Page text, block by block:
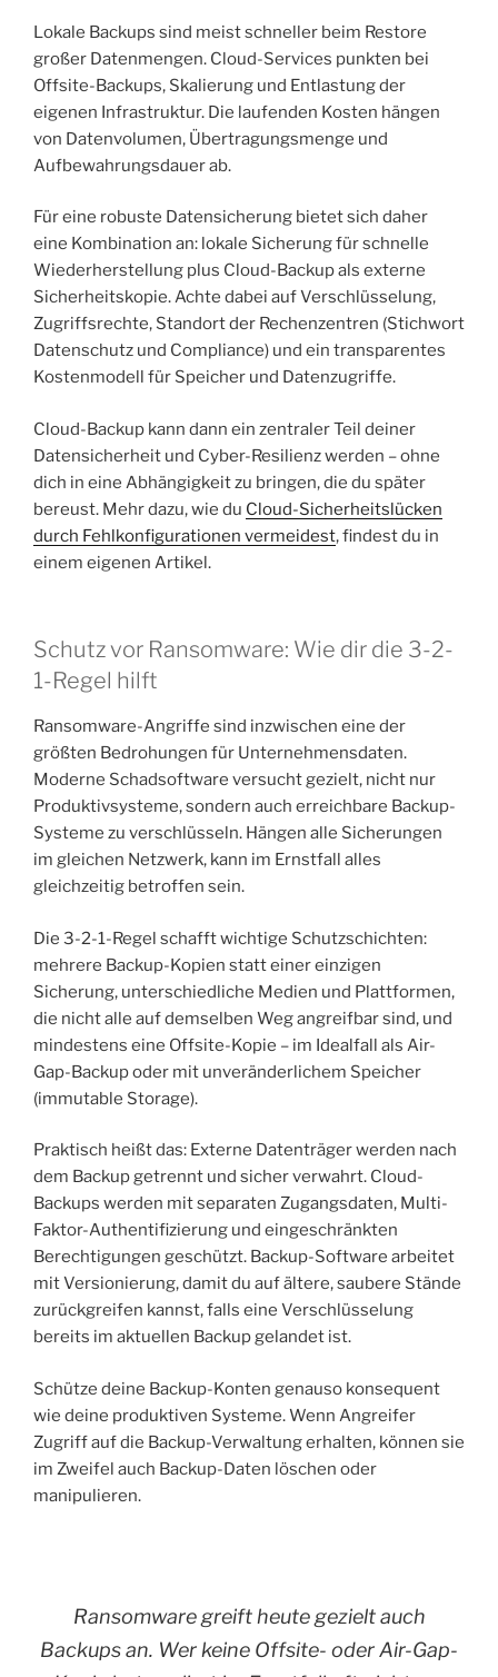
Lokale Backups sind meist schneller beim Restore
großer Datenmengen. Cloud-Services punkten bei
Offsite-Backups, Skalierung und Entlastung der
eigenen Infrastruktur. Die laufenden Kosten hängen
von Datenvolumen, Übertragungsmenge und
Aufbewahrungsdauer ab.
Für eine robuste Datensicherung bietet sich daher
eine Kombination an: lokale Sicherung für schnelle
Wiederherstellung plus Cloud-Backup als externe
Sicherheitskopie. Achte dabei auf Verschlüsselung,
Zugriffsrechte, Standort der Rechenzentren (Stichwort
Datenschutz und Compliance) und ein transparentes
Kostenmodell für Speicher und Datenzugriffe.
Cloud-Backup kann dann ein zentraler Teil deiner
Datensicherheit und Cyber-Resilienz werden – ohne
dich in eine Abhängigkeit zu bringen, die du später
bereust. Mehr dazu, wie du Cloud-Sicherheitslücken
durch Fehlkonfigurationen vermeidest, findest du in
einem eigenen Artikel.
Schutz vor Ransomware: Wie dir die 3-2-
1-Regel hilft
Ransomware-Angriffe sind inzwischen eine der
größten Bedrohungen für Unternehmensdaten.
Moderne Schadsoftware versucht gezielt, nicht nur
Produktivsysteme, sondern auch erreichbare Backup-
Systeme zu verschlüsseln. Hängen alle Sicherungen
im gleichen Netzwerk, kann im Ernstfall alles
gleichzeitig betroffen sein.
Die 3-2-1-Regel schafft wichtige Schutzschichten:
mehrere Backup-Kopien statt einer einzigen
Sicherung, unterschiedliche Medien und Plattformen,
die nicht alle auf demselben Weg angreifbar sind, und
mindestens eine Offsite-Kopie – im Idealfall als Air-
Gap-Backup oder mit unveränderlichem Speicher
(immutable Storage).
Praktisch heißt das: Externe Datenträger werden nach
dem Backup getrennt und sicher verwahrt. Cloud-
Backups werden mit separaten Zugangsdaten, Multi-
Faktor-Authentifizierung und eingeschränkten
Berechtigungen geschützt. Backup-Software arbeitet
mit Versionierung, damit du auf ältere, saubere Stände
zurückgreifen kannst, falls eine Verschlüsselung
bereits im aktuellen Backup gelandet ist.
Schütze deine Backup-Konten genauso konsequent
wie deine produktiven Systeme. Wenn Angreifer
Zugriff auf die Backup-Verwaltung erhalten, können sie
im Zweifel auch Backup-Daten löschen oder
manipulieren.
Ransomware greift heute gezielt auch
Backups an. Wer keine Offsite- oder Air-Gap-